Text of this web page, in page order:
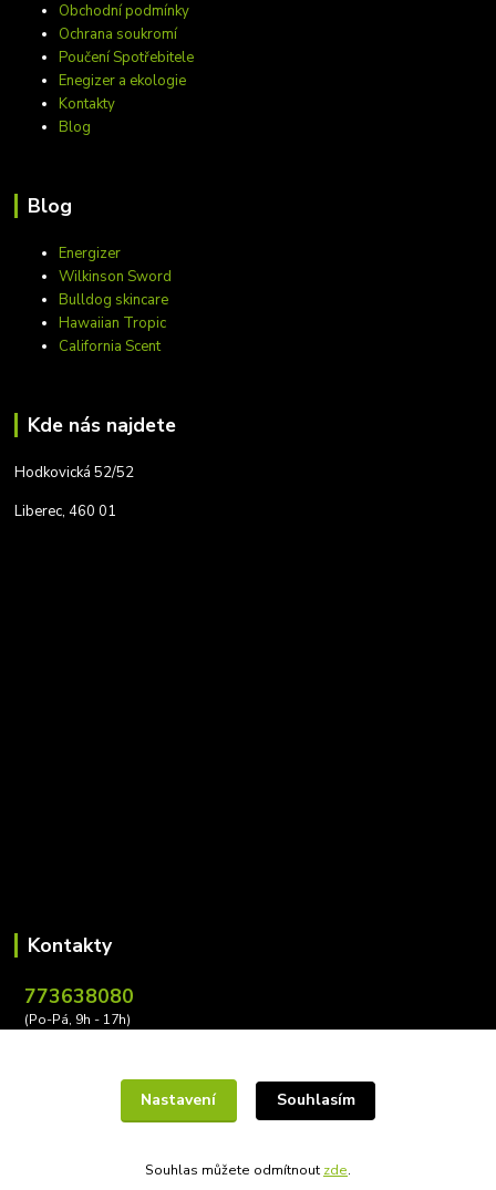
Obchodní podmínky
Ochrana soukromí
Poučení Spotřebitele
Enegizer a ekologie
Kontakty
Blog
Blog
Energizer
Wilkinson Sword
Bulldog skincare
Hawaiian Tropic
California Scent
Kde nás najdete
Hodkovická 52/52
Liberec, 460 01
Kontakty
773638080
(Po-Pá, 9h - 17h)
Nastavení Souhlasím
Souhlas můžete odmítnout zde.